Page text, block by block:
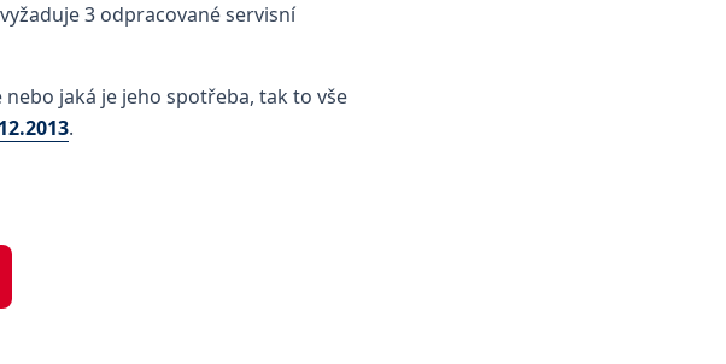
3 odpracované servisní
jaká je jeho spotřeba, tak to vše
.